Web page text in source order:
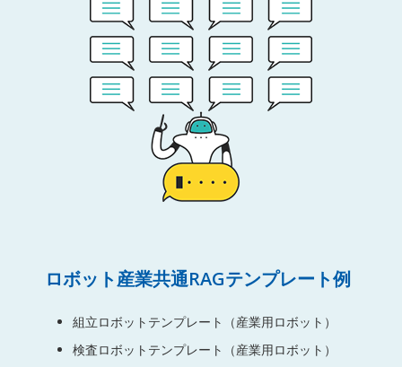
ロボット産業共通RAGテンプレート例
組立ロボットテンプレート（産業用ロボット）
検査ロボットテンプレート（産業用ロボット）